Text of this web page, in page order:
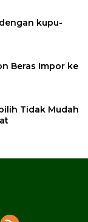
kupu-
Beras Impor ke
Tidak Mudah